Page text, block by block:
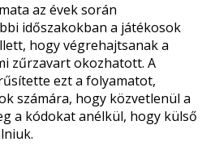
az évek során
időszakokban a játékosok
hogy végrehajtsanak a
zűrzavart okozhatott. A
ezt a folyamatot,
számára, hogy közvetlenül a
a kódokat anélkül, hogy külső